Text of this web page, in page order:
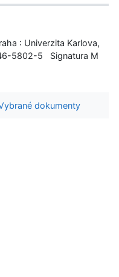
: Univerzita Karlova,
5802-5 Signatura M
dokumenty